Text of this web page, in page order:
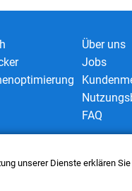
unserer Dienste erklären
Über uns
Jobs
FAQ